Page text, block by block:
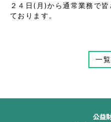
２４日(月)から通常業務で
ております。
一